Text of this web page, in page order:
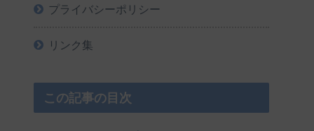
プライバシーポリシー
リンク集
この記事の目次